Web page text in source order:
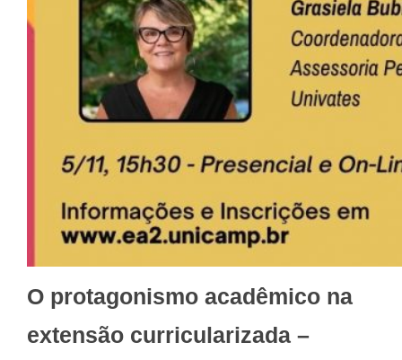
O protagonismo acadêmico na
extensão curricularizada –